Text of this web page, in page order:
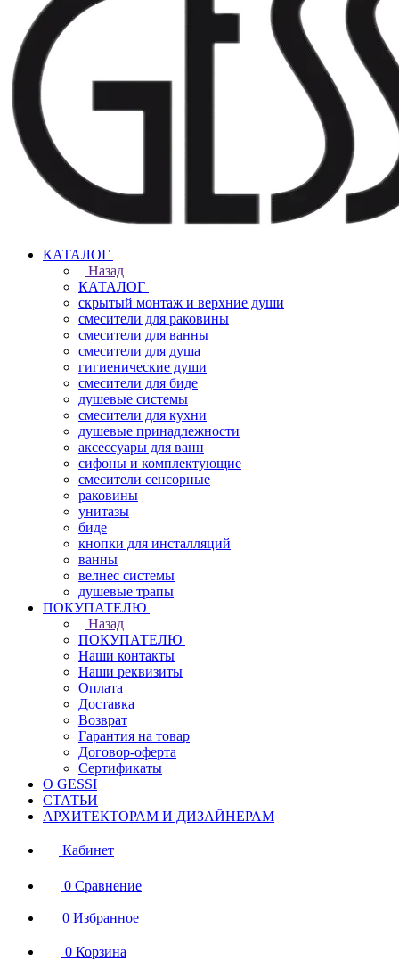
КАТАЛОГ
Назад
КАТАЛОГ
скрытый монтаж и верхние души
смесители для раковины
смесители для ванны
смесители для душа
гигиенические души
смесители для биде
душевые системы
смесители для кухни
душевые принадлежности
аксессуары для ванн
сифоны и комплектующие
смесители сенсорные
раковины
унитазы
биде
кнопки для инсталляций
ванны
велнес системы
душевые трапы
ПОКУПАТЕЛЮ
Назад
ПОКУПАТЕЛЮ
Наши контакты
Наши реквизиты
Оплата
Доставка
Возврат
Гарантия на товар
Договор-оферта
Сертификаты
О GESSI
СТАТЬИ
АРХИТЕКТОРАМ И ДИЗАЙНЕРАМ
Кабинет
0 Сравнение
0 Избранное
0 Корзина